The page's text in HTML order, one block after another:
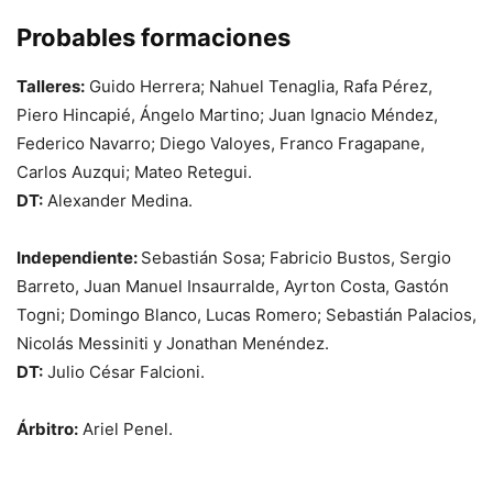
Probables formaciones
Talleres: Guido Herrera; Nahuel Tenaglia, Rafa Pérez,
Piero Hincapié, Ángelo Martino; Juan Ignacio Méndez,
Federico Navarro; Diego Valoyes, Franco Fragapane,
Carlos Auzqui; Mateo Retegui.
DT: Alexander Medina.
Independiente: Sebastián Sosa; Fabricio Bustos, Sergio
Barreto, Juan Manuel Insaurralde, Ayrton Costa, Gastón
Togni; Domingo Blanco, Lucas Romero; Sebastián Palacios,
Nicolás Messiniti y Jonathan Menéndez.
DT: Julio César Falcioni.
Árbitro: Ariel Penel.